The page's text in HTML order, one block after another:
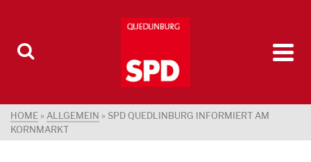
HOME » ALLGEMEIN » SPD QUEDLINBURG INFORMIERT AM
KORNMARKT